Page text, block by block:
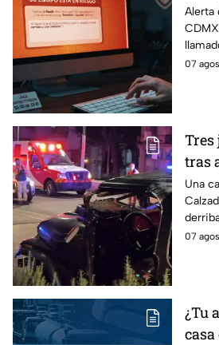
Alerta
falsas
07
Tres
tras
en
Una
un
07
¿Tu